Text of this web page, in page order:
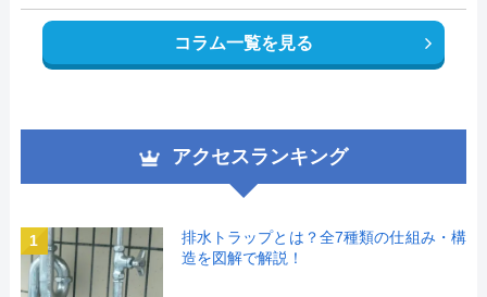
コラム一覧を見る
アクセスランキング
1
排水トラップとは？全7種類の仕組み・構
造を図解で解説！